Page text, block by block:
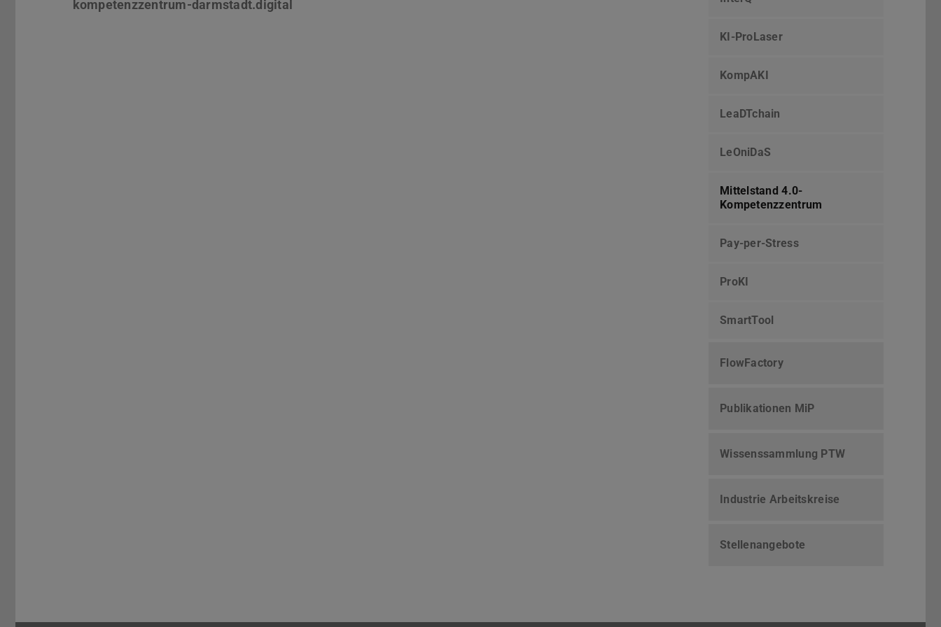
kompetenzzentrum-darmstadt.digital
KI-ProLaser
KompAKI
LeaDTchain
LeOniDaS
Mittelstand 4.0-
Kompetenzzentrum
Pay-per-Stress
ProKI
SmartTool
FlowFactory
Publikationen MiP
Wissenssammlung PTW
Industrie Arbeitskreise
Stellenangebote